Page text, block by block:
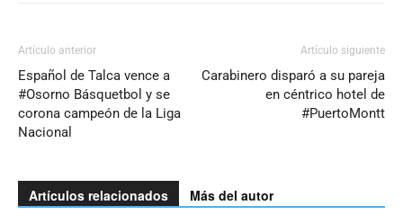
Artículo anterior
Español de Talca vence a
#Osorno Básquetbol y se
corona campeón de la Liga
Nacional
Artículo siguiente
Carabinero disparó a su pareja
en céntrico hotel de
#PuertoMontt
Artículos relacionados Más del autor